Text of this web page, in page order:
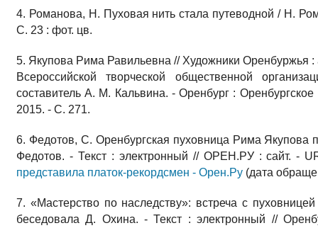
4. Романова, Н. Пуховая нить стала путеводной / Н.
С. 23 : фот. цв.
5. Якупова Рима Равильевна // Художники Оренбуржья :
Всероссийской творческой общественной
составитель А. М. Кальвина. - Оренбург :
2015. - С. 271.
6. Федотов, С. Оренбургская пуховница Рима Якупова
Федотов. - Текст : электронный // ОРЕН.РУ : сайт. -
представила платок-рекордсмен - Орен.Ру (дата
7. «Мастерство по наследству»: встреча с
беседовала Д. Охина. - Текст : электронный //